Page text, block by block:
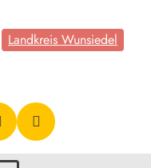
Landkreis Wunsiedel